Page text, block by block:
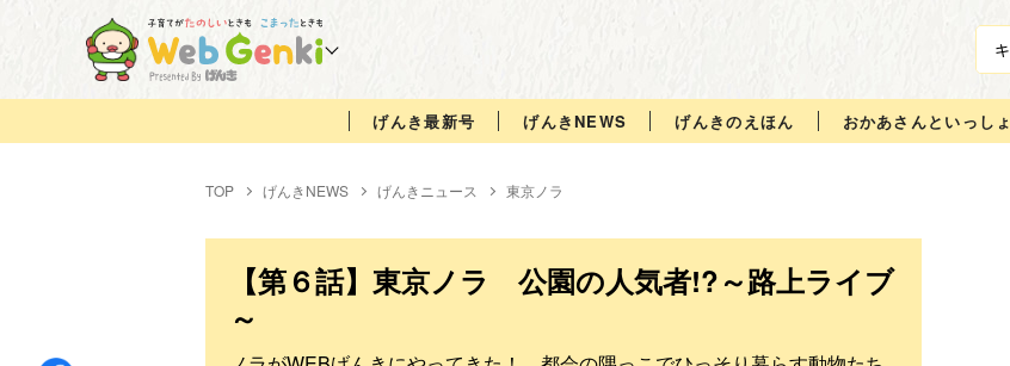
げんき最新号 げんきNEWS げんきのえほん おかあさんといっしょ
TOP げんきNEWS げんきニュース 東京ノラ
【第６話】東京ノラ 公園の人気者!?～路上ライブ
～